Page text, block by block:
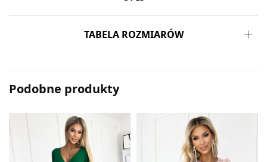
TABELA ROZMIARÓW
Podobne produkty